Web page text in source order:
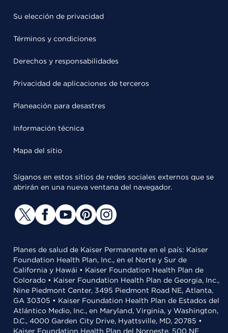
Su elección de privacidad
Términos y condiciones
Derechos y responsabilidades
Privacidad de aplicaciones de terceros
Planeación para desastres
Información técnica
Mapa del sitio
Síganos en estos sitios de redes sociales externos que se
abrirán en una nueva ventana del navegador.
Planes de salud de Kaiser Permanente en el país: Kaiser
Foundation Health Plan, Inc., en el Norte y Sur de
California y Hawái • Kaiser Foundation Health Plan de
Colorado • Kaiser Foundation Health Plan de Georgia, Inc.,
Nine Piedmont Center, 3495 Piedmont Road NE, Atlanta,
GA 30305 • Kaiser Foundation Health Plan de Estados del
Atlántico Medio, Inc., en Maryland, Virginia, y Washington,
D.C., 4000 Garden City Drive, Hyattsville, MD, 20785 •
Kaiser Foundation Health Plan del Noroeste, 500 NE